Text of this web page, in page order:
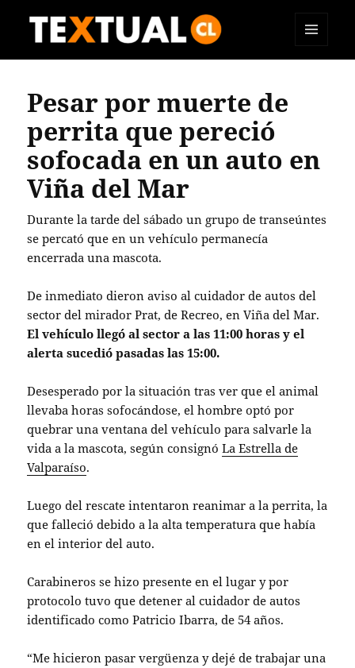
Pesar por muerte de
perrita que pereció
sofocada en un auto en
Viña del Mar
Durante la tarde del sábado un grupo de transeúntes
se percató que en un vehículo permanecía
encerrada una mascota.
De inmediato dieron aviso al cuidador de autos del
sector del mirador Prat, de Recreo, en Viña del Mar.
El vehículo llegó al sector a las 11:00 horas y el
alerta sucedió pasadas las 15:00.
Desesperado por la situación tras ver que el animal
llevaba horas sofocándose, el hombre optó por
quebrar una ventana del vehículo para salvarle la
vida a la mascota, según consignóLa Estrella de
Valparaíso.
Luego del rescate intentaron reanimar a la perrita, la
que falleció debido a la alta temperatura que había
en el interior del auto.
Carabineros se hizo presente en el lugar y por
protocolo tuvo que detener al cuidador de autos
identificado como Patricio Ibarra, de 54 años.
“Me hicieron pasar vergüenza y dejé de trabajar una